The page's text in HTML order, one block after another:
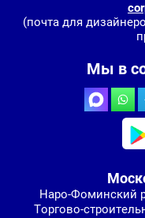
(почта для
Мы в
Наро-Фоминский
Торгово-